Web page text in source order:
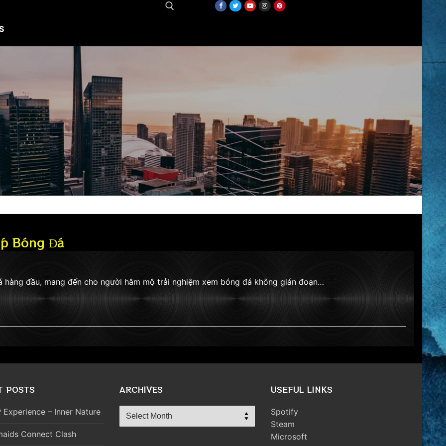
Search for:
Bóng Đá
đầu, mang đến cho người hâm mộ trải nghiệm xem bóng đá không gián đoạn…
POSTS
Experience – Inner Nature
Connect Clash
ARCHIVES
Archives
USEFUL LINKS
Spotify
Steam
Microsoft